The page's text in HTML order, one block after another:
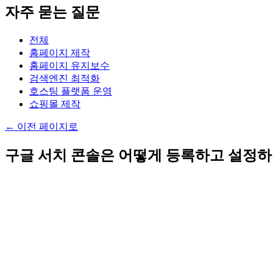
자주 묻는 질문
전체
홈페이지 제작
홈페이지 유지보수
검색엔진 최적화
호스팅 플랫폼 운영
쇼핑몰 제작
← 이전 페이지로
구글 서치 콘솔은 어떻게 등록하고 설정